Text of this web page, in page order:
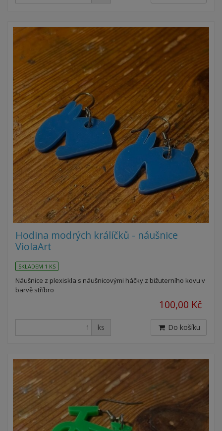
Hodina modrých králíčků - náušnice
ViolaArt
SKLADEM 1 KS
Náušnice z plexiskla s náušnicovými háčky z bižuterního kovu v
barvě stříbro
100,00 Kč
ks Do košíku